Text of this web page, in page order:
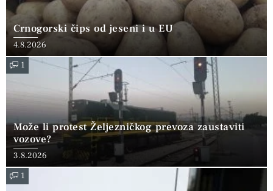
Crnogorski čips od jeseni i u EU
4.8.2026
1
Može li protest Željezničkog prevoza zaustaviti
vozove?
3.8.2026
1